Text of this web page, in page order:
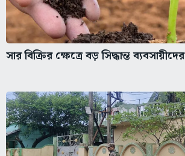
সার বিক্রির ক্ষেত্রে বড় সিদ্ধান্ত ব্যবসায়ীদের